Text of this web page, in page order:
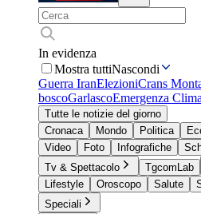
In evidenza
Mostra tuttiNascondi
Guerra IranElezioniCrans
boscoGarlascoEmergenza Clima
Tutte le notizie del giorno
Cronaca
Mondo Politica
Video
Foto Infografiche
Tv & Spettacolo
TgcomLab
Lifestyle
Oroscopo Salute
Speciali